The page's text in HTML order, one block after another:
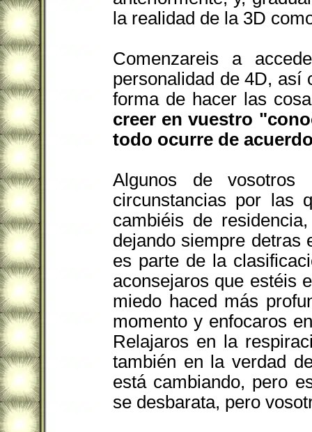
la realidad de la 3D
Comenzareis a
personalidad de 4D, así
forma de hacer las
creer en vuestro
todo ocurre de
Algunos de vosotros
circunstancias por las
cambiéis de
dejando siempre detras
es parte de la
aconsejaros que estéis
miedo haced más
momento y enfocaros
Relajaros en la
también en la verdad
está cambiando, pero
se desbarata, pero